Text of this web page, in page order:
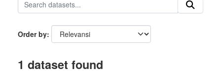
Order by
1 dataset found